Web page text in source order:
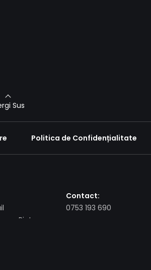
Sus
Politica de Confidențialitate
, Piatra
Contact:
0753 193 690